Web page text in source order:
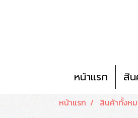
หน้าแรก สิน
หน้าแรก สินค้าทั้งห